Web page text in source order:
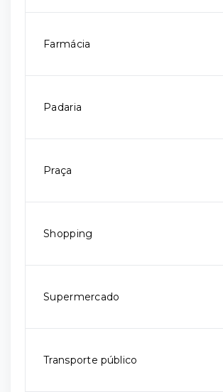
Farmácia
Padaria
Praça
Shopping
Supermercado
Transporte público